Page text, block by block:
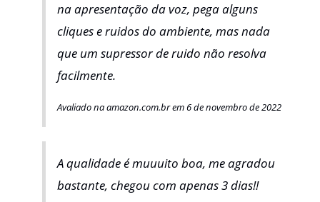
na apresentação da voz, pega alguns
cliques e ruidos do ambiente, mas nada
que um supressor de ruido não resolva
facilmente.
Avaliado na amazon.com.br em 6 de novembro de 2022
A qualidade é muuuito boa, me agradou
bastante, chegou com apenas 3 dias!!